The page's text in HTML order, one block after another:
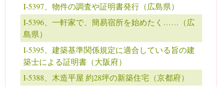
I-5397、物件の調査や証明書発行（広島県）
I-5396、一軒家で、簡易宿所を始めたく……（広
島県）
I-5395、建築基準関係規定に適合している旨の建
築士による証明書（大阪府）
I-5388、木造平屋 約28坪の新築住宅（京都府）